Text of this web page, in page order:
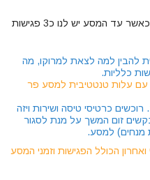
יצרנו פה תהליך מקובל לסגירת מסע, כאשר עד המסע יש לנו כ3 פגישות
להבין למה לצאת למרוקו, מה
כלליות.
עם עלות טנטטיבית למסע פר
כרטיסי טיסה ושירות ויזה
זום המשך על מנת לסגור
מנחים) למסע.
הכולל הפגישות וזמני המסע